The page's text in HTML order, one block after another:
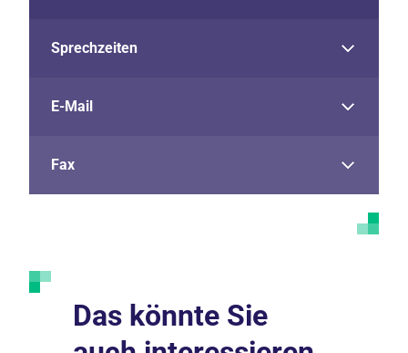
Sprechzeiten
E-Mail
Fax
Das könnte Sie